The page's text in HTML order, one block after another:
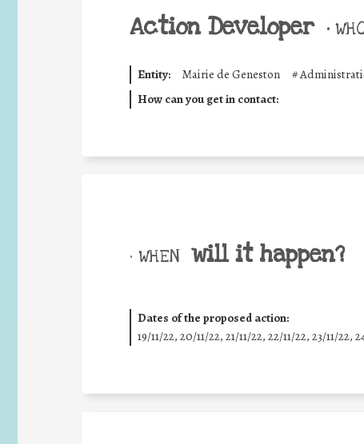
Action Developer •
Entity: Mairie de Geneston #
How can you get in contact:
• WHEN will it happen?
Dates of the proposed action:
19/11/22, 20/11/22, 21/11/22, 22/11/22, 23/11/22,